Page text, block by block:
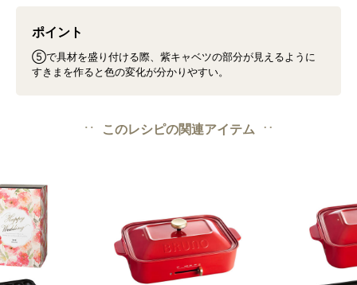
ポイント
⑤で具材を盛り付ける際、紫キャベツの部分が見えるように
すきまを作ると色の変化が分かりやすい。
このレシピの関連アイテム